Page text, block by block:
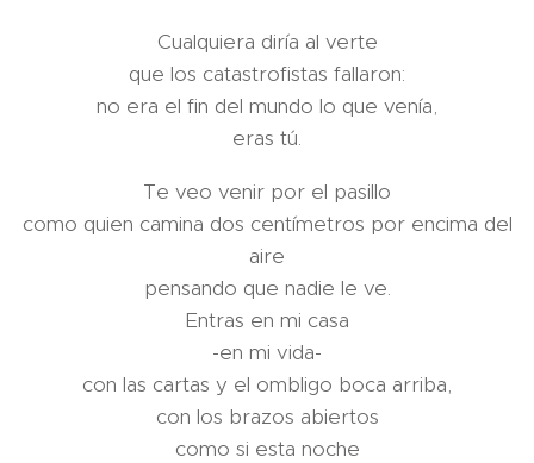
Cualquiera diría al verte
que los catastrofistas fallaron:
no era el fin del mundo lo que venía,
eras tú.
Te veo venir por el pasillo
como quien camina dos centímetros por encima del
aire
pensando que nadie le ve.
Entras en mi casa
-en mi vida-
con las cartas y el ombligo boca arriba,
con los brazos abiertos
como si esta noche